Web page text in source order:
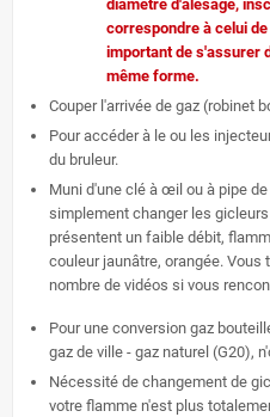
diamètre d'alésage,
correspondre à celui
important de s'assurer
même forme.
Couper l'arrivée de gaz (robinet
Pour accéder à le ou les
du bruleur.
Muni d'une clé à œil ou à pipe
simplement changer les
présentent un faible débit,
couleur jaunâtre, orangée. Vous
nombre de vidéos si vous
Pour une conversion gaz
gaz de ville - gaz naturel (G20),
Nécessité de changement de
votre flamme n'est plus